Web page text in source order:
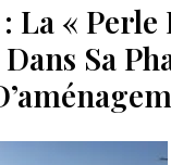
La « Perle
Sa